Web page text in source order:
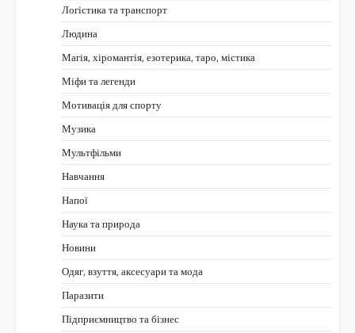
Логістика та транспорт
Людина
Магія, хіромантія, езотерика, таро, містика
Міфи та легенди
Мотивація для спорту
Музика
Мультфільми
Навчання
Напої
Наука та природа
Новини
Одяг, взуття, аксесуари та мода
Паразити
Підприємництво та бізнес